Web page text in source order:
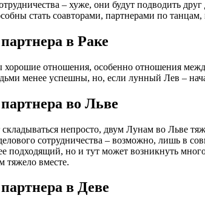
– хуже, они будут подводить
стать соавторами, партнерами по танцам,
в Раке
отношения, особенно отношения
менее успешны, но, если лунный Лев –
во Льве
непросто, двум Лунам во Льве
сотрудничества – возможно, лишь в
подходящий, но и тут может возникнуть
тяжело вместе.
в Деве